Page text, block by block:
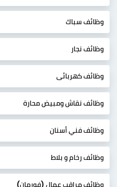
وظائف سباك
وظائف نجار
وظائف كهربائى
وظائف نقاش ومبيض محارة
وظائف فني أسنان
وظائف رخام و بلاط
وظائف مراقب عمال (فورمان)